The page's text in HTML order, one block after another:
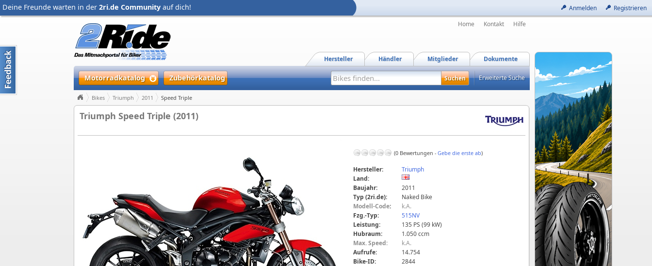
Anmelden Registrieren
Deine Freunde warten in der 2ri.de Community auf dich!
Home Kontakt Hilfe
Dokumente
Mitglieder
Händler
Hersteller
Motorradkatalog Zubehörkatalog Erweiterte Suche
Bikes Triumph 2011 Speed Triple
Triumph Speed Triple (2011)
(0 Bewertungen - Gebe die erste ab)
Hersteller:
Triumph
Land:
Baujahr:
2011
Typ (2ri.de):
Naked Bike
Modell-Code:
k.A.
Fzg.-Typ:
515NV
Leistung:
135 PS (99 kW)
Hubraum:
1.050 ccm
Max. Speed:
k.A.
Aufrufe:
14.754
Bike-ID:
2844